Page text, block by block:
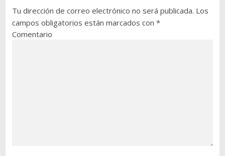
Tu dirección de correo electrónico no será publicada. Los
campos obligatorios están marcados con *
Comentario